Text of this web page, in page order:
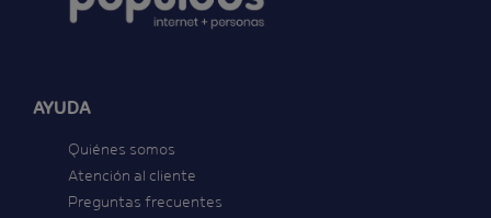
AYUDA
Quiénes somos
Atención al cliente
Preguntas frecuentes